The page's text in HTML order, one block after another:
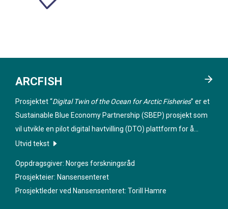
ARCFISH
Prosjektet “Digital Twin of the Ocean for Arctic Fisheries” er et
Sustainable Blue Economy Partnership (SBEP) prosjekt som
vil utvikle en pilot digital havtvilling (DTO) plattform for å
levere nye data produkter og tjenester for å støtte opp om
tjenestene vil bli co-designed med stakeholdere innen
fiskerisektoren for å generere produkter som kan brukes
innen fiskeriplanlegging og forvaltning.
Utvid tekst
Oppdragsgiver: Norges forskningsråd
Prosjekteier: Nansensenteret
Prosjektleder ved Nansensenteret: Torill Hamre